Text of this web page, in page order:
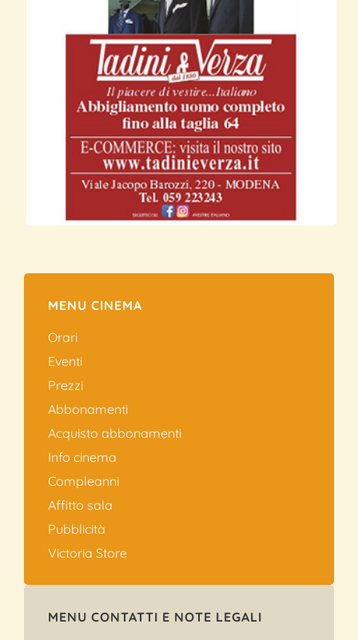
MENU CINEMA
Orari
Eventi
Prezzi
Abbonamenti
Acquisto abbonamenti
Info cinema
Compleanni
Affitto sala
Pubblicità
Victoria Store
MENU CONTATTI E NOTE LEGALI